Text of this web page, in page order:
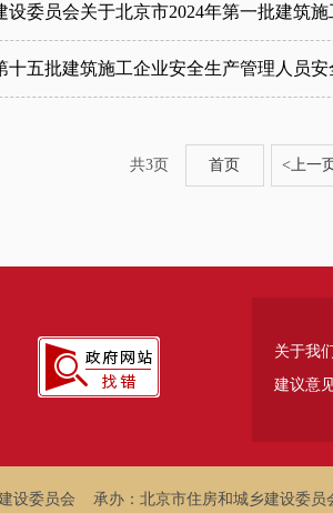
设委员会关于北京市2024年第一批建筑
十五批建筑施工企业安全生产管理人员
共3页 首页 <上一
关于我们
建议意
设委员会 承办：北京市住房和城乡建设委